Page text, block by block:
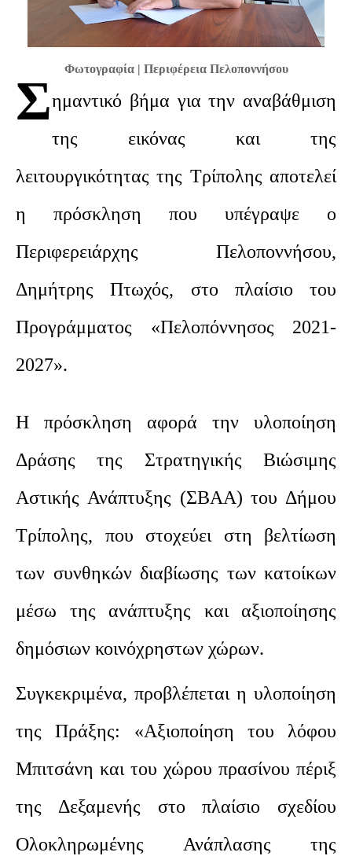
Φωτογραφία | Περιφέρεια Πελοποννήσου
Σημαντικό βήμα για την αναβάθμιση
της εικόνας και της
λειτουργικότητας της Τρίπολης αποτελεί
η πρόσκληση που υπέγραψε ο
Περιφερειάρχης Πελοποννήσου,
Δημήτρης Πτωχός, στο πλαίσιο του
Προγράμματος «Πελοπόννησος 2021-
2027».
Η πρόσκληση αφορά την υλοποίηση
Δράσης της Στρατηγικής Βιώσιμης
Αστικής Ανάπτυξης (ΣΒΑΑ) του Δήμου
Τρίπολης, που στοχεύει στη βελτίωση
των συνθηκών διαβίωσης των κατοίκων
μέσω της ανάπτυξης και αξιοποίησης
δημόσιων κοινόχρηστων χώρων.
Συγκεκριμένα, προβλέπεται η υλοποίηση
της Πράξης: «Αξιοποίηση του λόφου
Μπιτσάνη και του χώρου πρασίνου πέριξ
της Δεξαμενής στο πλαίσιο σχεδίου
Ολοκληρωμένης Ανάπλασης της